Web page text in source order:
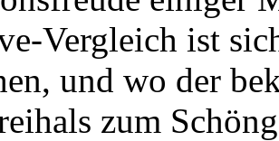
Vergleich ist
und wo der
zum